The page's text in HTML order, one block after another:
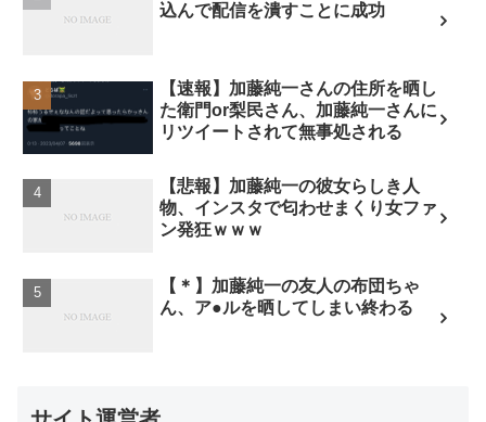
込んで配信を潰すことに成功
【速報】加藤純一さんの住所を晒し
た衛門or梨民さん、加藤純一さんに
リツイートされて無事処される
【悲報】加藤純一の彼女らしき人
物、インスタで匂わせまくり女ファ
ン発狂ｗｗｗ
【＊】加藤純一の友人の布団ちゃ
ん、ア●ルを晒してしまい終わる